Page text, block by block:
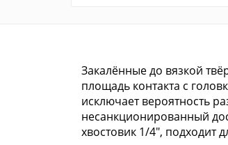
Закалённые до вязкой
площадь контакта с
исключает вероятность
несанкционированный
хвостовик 1/4", подходит